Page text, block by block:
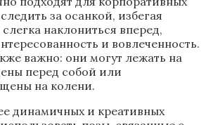
за осанкой, избегая
наклониться вперед,
и вовлеченность.
важно: они могут лежать на
перед собой или
на колени.
динамичных и креативных